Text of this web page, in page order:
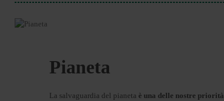
Pianeta
La salvaguardia del pianeta è una delle nostre priorità